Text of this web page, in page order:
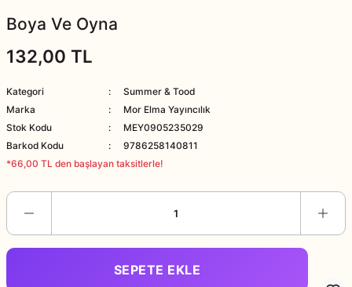
Boya Ve Oyna
132,00 TL
Kategori
Summer & Tood
Marka
Mor Elma Yayıncılık
Stok Kodu
MEY0905235029
Barkod Kodu
9786258140811
*66,00 TL den başlayan taksitlerle!
SEPETE EKLE